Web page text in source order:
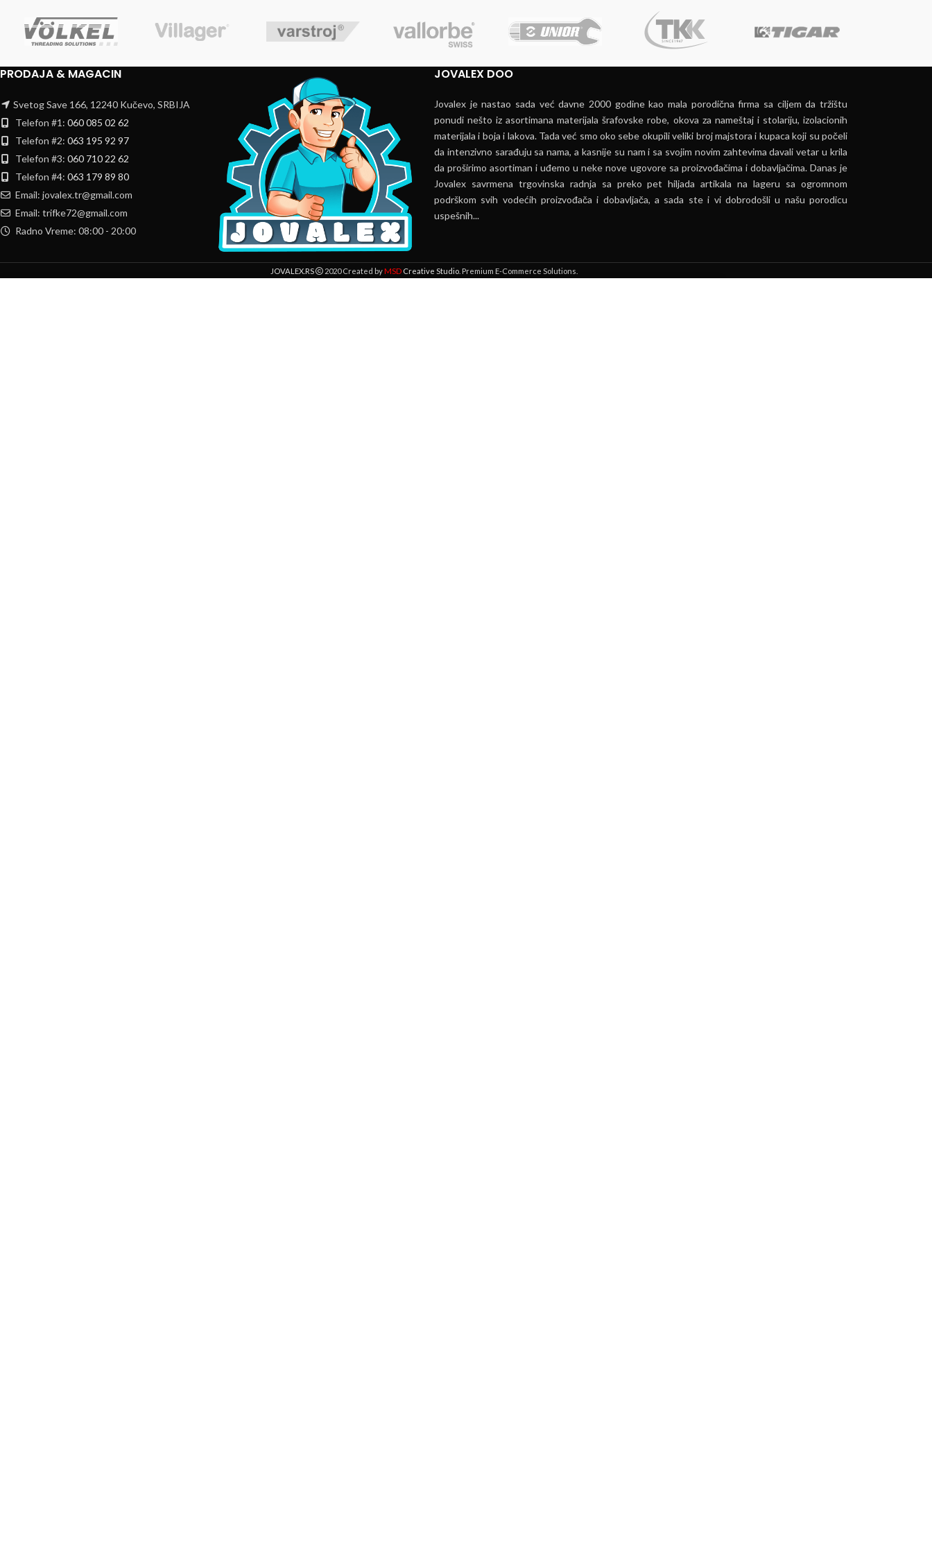
PRODAJA & MAGACIN
Svetog Save 166, 12240 Kučevo, SRBIJA
Telefon #1: 060 085 02 62
Telefon #2: 063 195 92 97
Telefon #3: 060 710 22 62
Telefon #4: 063 179 89 80
Email: jovalex.tr@gmail.com
Email: trifke72@gmail.com
Radno Vreme: 08:00 - 20:00
JOVALEX DOO
Jovalex je nastao sada već davne 2000 godine kao mala porodična firma sa ciljem da tržištu
ponudi nešto iz asortimana materijala šrafovske robe, okova za nameštaj i stolariju, izolacionih
materijala i boja i lakova. Tada već smo oko sebe okupili veliki broj majstora i kupaca koji su počeli
da intenzivno sarađuju sa nama, a kasnije su nam i sa svojim novim zahtevima davali vetar u krila
da proširimo asortiman i uđemo u neke nove ugovore sa proizvođačima i dobavljačima. Danas je
Jovalex savrmena trgovinska radnja sa preko pet hiljada artikala na lageru sa ogromnom
podrškom svih vodećih proizvođača i dobavljača, a sada ste i vi dobrodošli u našu porodicu
uspešnih...
JOVALEX.RS 2020 Created byMSDCreative Studio. Premium E-Commerce Solutions.